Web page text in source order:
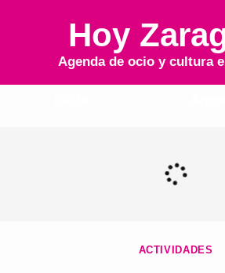
Hoy
Agenda de ocio y cultura
ACTIVIDADES